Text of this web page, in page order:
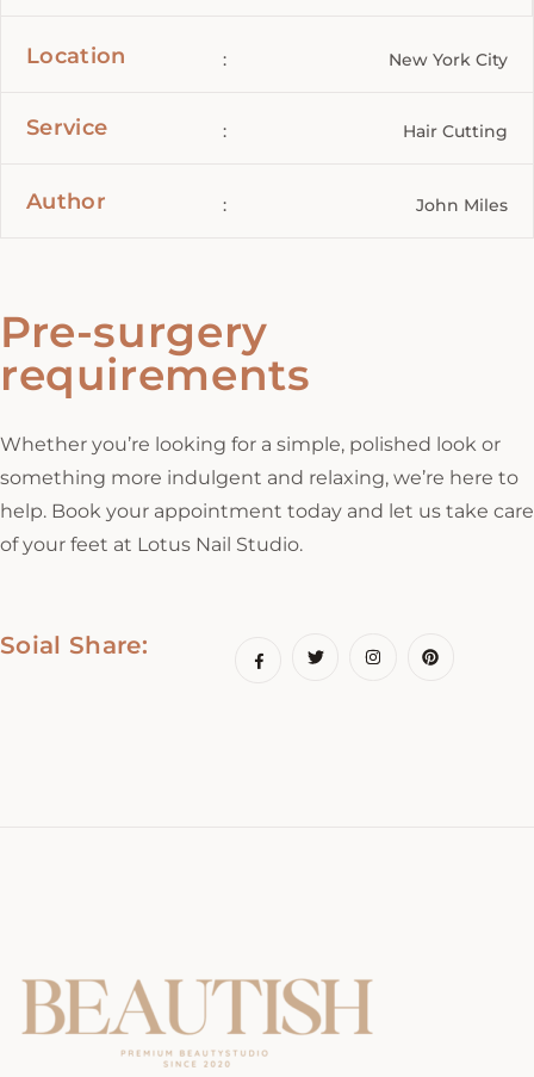
Location : New York City
Service : Hair Cutting
Author : John Miles
Pre-surgery
requirements
Whether you’re looking for a simple, polished look or
something more indulgent and relaxing, we’re here to
help. Book your appointment today and let us take care
of your feet at Lotus Nail Studio.
Soial Share: